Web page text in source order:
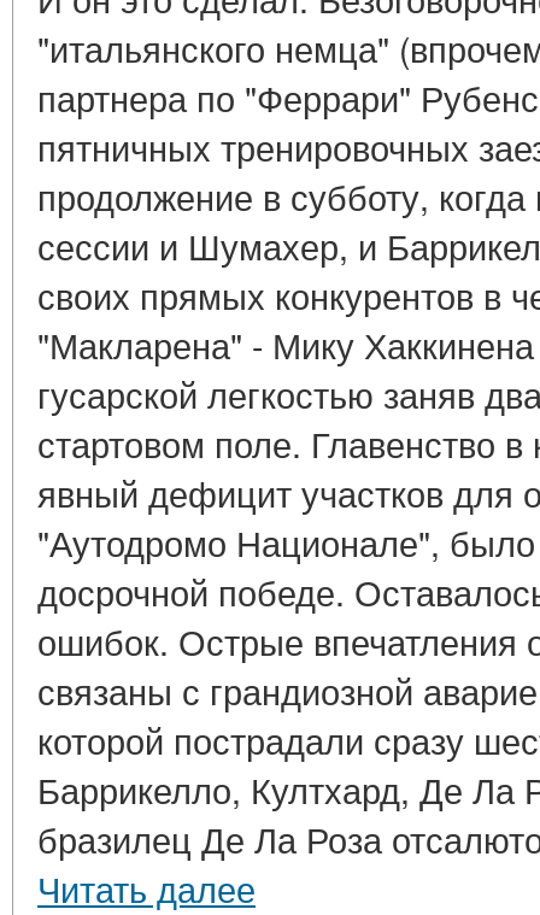
"итальянского немца"
партнера по "Феррари"
пятничных тренировочных
продолжение в субботу,
сессии и Шумахер, и
своих прямых конкурентов в
"Макларена" - Мику
гусарской легкостью заняв
стартовом поле. Главенство
явный дефицит участков для
"Аутодромо Национале",
досрочной победе.
ошибок. Острые впечатления
связаны с грандиозной
которой пострадали сразу
Баррикелло, Култхард, Де Ла
бразилец Де Ла Роза
Читать далее